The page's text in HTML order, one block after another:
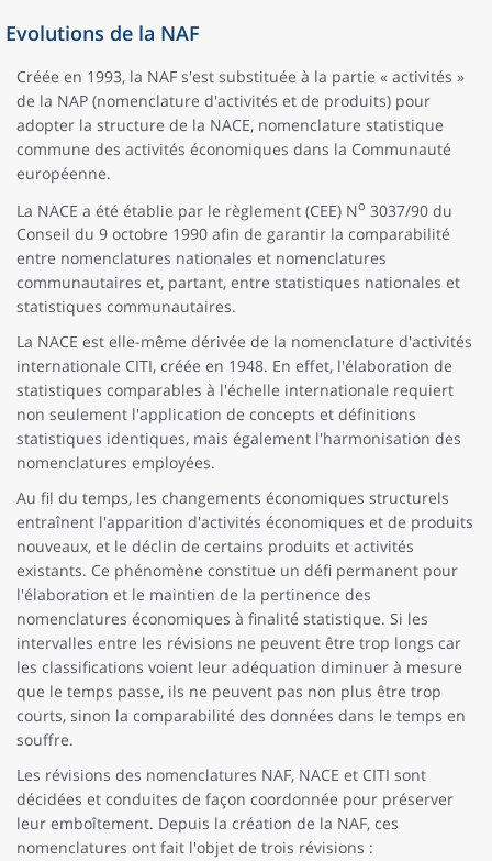
Evolutions de la NAF
Créée en 1993, la NAF s'est substituée à la partie « activités »
de la NAP (nomenclature d'activités et de produits) pour
adopter la structure de la NACE, nomenclature statistique
commune des activités économiques dans la Communauté
européenne.
La NACE a été établie par le règlement (CEE) No 3037/90 du
Conseil du 9 octobre 1990 afin de garantir la comparabilité
entre nomenclatures nationales et nomenclatures
communautaires et, partant, entre statistiques nationales et
statistiques communautaires.
La NACE est elle-même dérivée de la nomenclature d'activités
internationale CITI, créée en 1948. En effet, l'élaboration de
statistiques comparables à l'échelle internationale requiert
non seulement l'application de concepts et définitions
statistiques identiques, mais également l'harmonisation des
nomenclatures employées.
Au fil du temps, les changements économiques structurels
entraînent l'apparition d'activités économiques et de produits
nouveaux, et le déclin de certains produits et activités
existants. Ce phénomène constitue un défi permanent pour
l'élaboration et le maintien de la pertinence des
nomenclatures économiques à finalité statistique. Si les
intervalles entre les révisions ne peuvent être trop longs car
les classifications voient leur adéquation diminuer à mesure
que le temps passe, ils ne peuvent pas non plus être trop
courts, sinon la comparabilité des données dans le temps en
souffre.
Les révisions des nomenclatures NAF, NACE et CITI sont
décidées et conduites de façon coordonnée pour préserver
leur emboîtement. Depuis la création de la NAF, ces
nomenclatures ont fait l'objet de trois révisions :